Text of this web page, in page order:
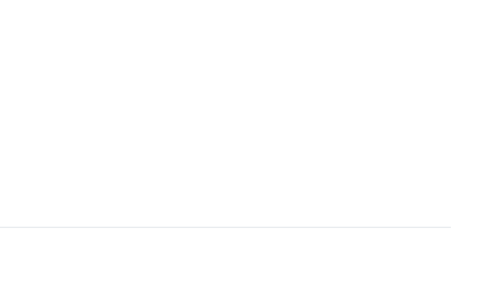
rodeos, con pasos claros para pasar de la teoría